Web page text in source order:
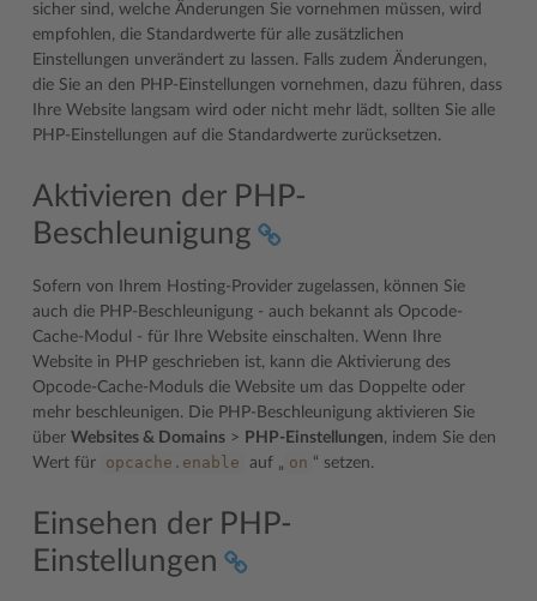
sicher sind, welche Änderungen Sie vornehmen müssen, wird
empfohlen, die Standardwerte für alle zusätzlichen
Einstellungen unverändert zu lassen. Falls zudem Änderungen,
die Sie an den PHP-Einstellungen vornehmen, dazu führen, dass
Ihre Website langsam wird oder nicht mehr lädt, sollten Sie alle
PHP-Einstellungen auf die Standardwerte zurücksetzen.
Aktivieren der PHP-
Beschleunigung
Sofern von Ihrem Hosting-Provider zugelassen, können Sie
auch die PHP-Beschleunigung - auch bekannt als Opcode-
Cache-Modul - für Ihre Website einschalten. Wenn Ihre
Website in PHP geschrieben ist, kann die Aktivierung des
Opcode-Cache-Moduls die Website um das Doppelte oder
mehr beschleunigen. Die PHP-Beschleunigung aktivieren Sie
über Websites & Domains > PHP-Einstellungen, indem Sie den
Wert für
opcache.enable auf „ on “ setzen.
Einsehen der PHP-
Einstellungen